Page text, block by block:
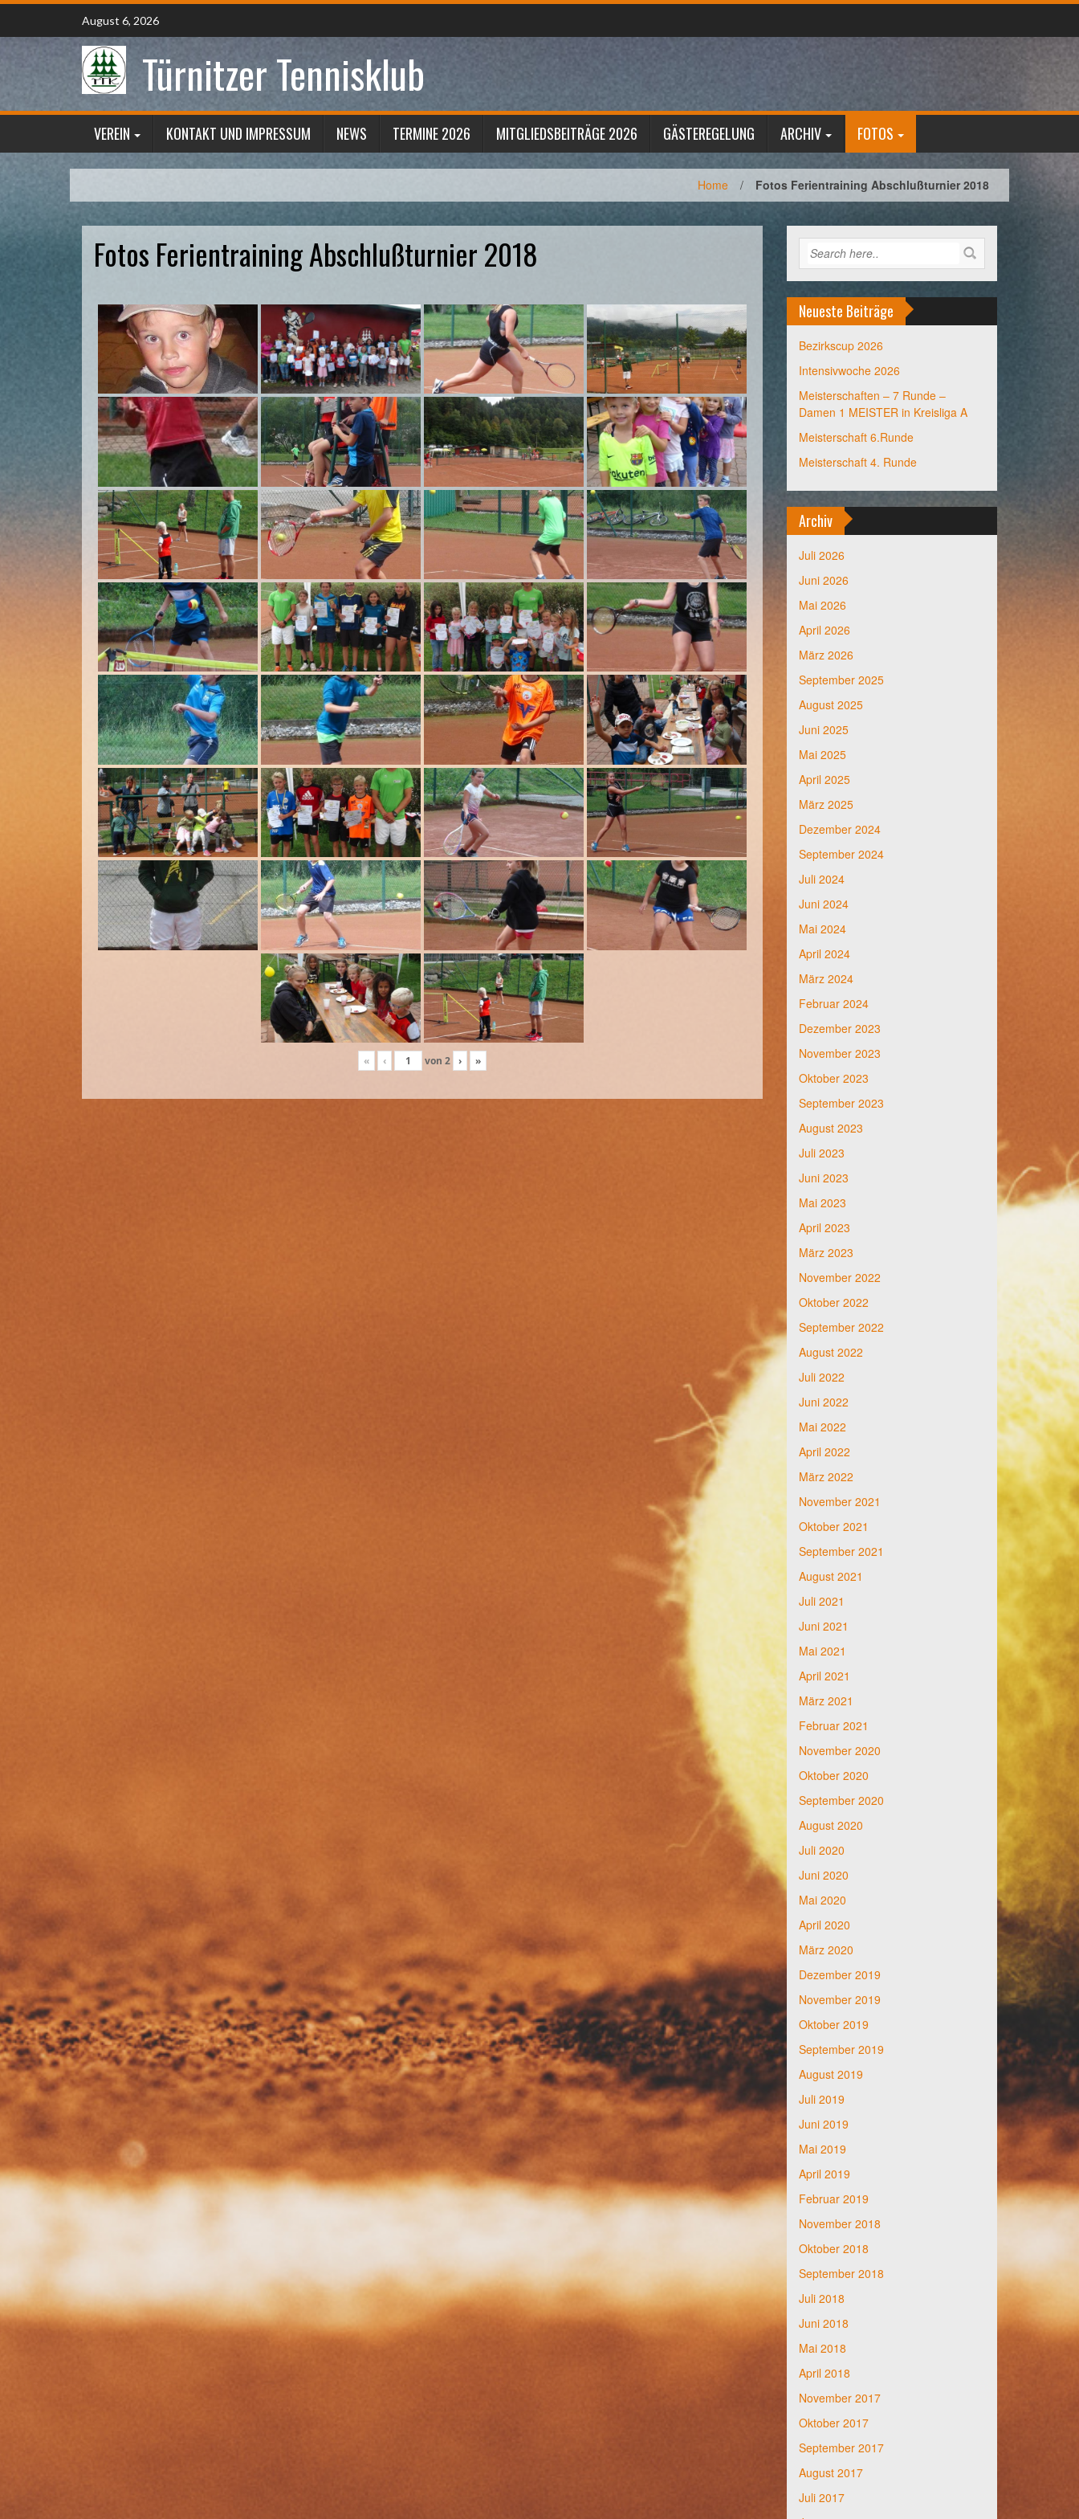
Skip
content
August 6, 2026
Türnitzer Tennisklub
VEREIN KONTAKT UND IMPRESSUM NEWS TERMINE 2026 MITGLIEDSBEITRÄGE 2026 GÄSTEREGELUNG ARCHIV FOTOS
Home / Fotos Ferientraining Abschlußturnier 2018
Fotos Ferientraining Abschlußturnier 2018
« ‹ von 2 › »
Neueste Beiträge
Bezirkscup 2026
Intensivwoche 2026
Meisterschaften – 7 Runde –
Damen 1 MEISTER in Kreisliga A
Meisterschaft 6.Runde
Meisterschaft 4. Runde
Archiv
Juli 2026
Juni 2026
Mai 2026
April 2026
März 2026
September 2025
August 2025
Juni 2025
Mai 2025
April 2025
März 2025
Dezember 2024
September 2024
Juli 2024
Juni 2024
Mai 2024
April 2024
März 2024
Februar 2024
Dezember 2023
November 2023
Oktober 2023
September 2023
August 2023
Juli 2023
Juni 2023
Mai 2023
April 2023
März 2023
November 2022
Oktober 2022
September 2022
August 2022
Juli 2022
Juni 2022
Mai 2022
April 2022
März 2022
November 2021
Oktober 2021
September 2021
August 2021
Juli 2021
Juni 2021
Mai 2021
April 2021
März 2021
Februar 2021
November 2020
Oktober 2020
September 2020
August 2020
Juli 2020
Juni 2020
Mai 2020
April 2020
März 2020
Dezember 2019
November 2019
Oktober 2019
September 2019
August 2019
Juli 2019
Juni 2019
Mai 2019
April 2019
Februar 2019
November 2018
Oktober 2018
September 2018
Juli 2018
Juni 2018
Mai 2018
April 2018
November 2017
Oktober 2017
September 2017
August 2017
Juli 2017